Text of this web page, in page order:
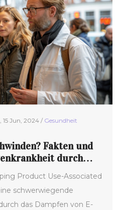
treffen können. Erfahren
Marken, die
Diacetyl anbieten.
15 Jun, 2024 / Gesundheit
Fakten und
durch
Product Use-Associated
schwerwiegende
das Dampfen von E-